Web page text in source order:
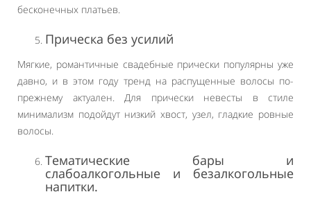
бесконечных платьев.
Прическа без усилий
Мягкие, романтичные свадебные прически популярны уже
давно, и в этом году тренд на распущенные волосы по-
прежнему актуален. Для прически невесты в стиле
минимализм подойдут низкий хвост, узел, гладкие ровные
волосы.
Тематические бары и
слабоалкогольные и безалкогольные
напитки.